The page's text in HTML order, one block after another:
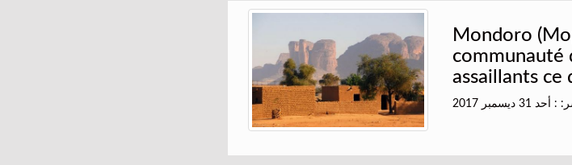
Mondoro
communauté
assaillants ce
ديسمبر 2017